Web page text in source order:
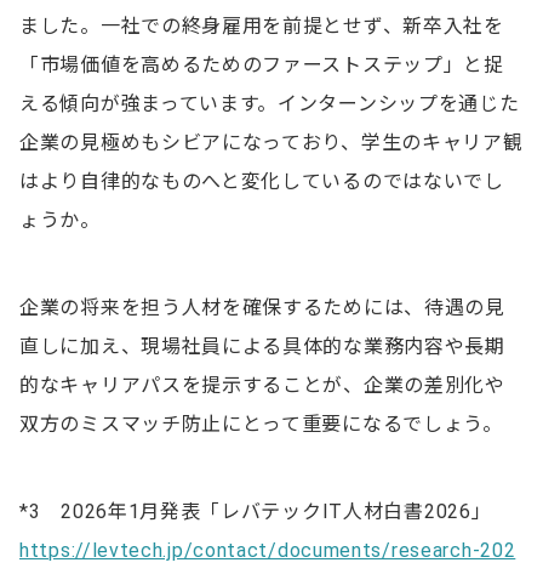
ました。一社での終身雇用を前提とせず、新卒入社を
「市場価値を高めるためのファーストステップ」と捉
える傾向が強まっています。インターンシップを通じた
企業の見極めもシビアになっており、学生のキャリア観
はより自律的なものへと変化しているのではないでし
ょうか。
企業の将来を担う人材を確保するためには、待遇の見
直しに加え、現場社員による具体的な業務内容や長期
的なキャリアパスを提示することが、企業の差別化や
双方のミスマッチ防止にとって重要になるでしょう。
*3 2026年1月発表「レバテックIT人材白書2026」
https://levtech.jp/contact/documents/research-202